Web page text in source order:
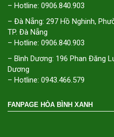
– Hotline: 0906.840.903
– Đà Nẵng: 297 Hồ Nghinh,
TP. Đà Nẵng
– Hotline: 0906.840.903
– Bình Dương: 196 Phan Đăng
Dương
– Hotline: 0943.466.579
FANPAGE HÒA BÌNH XANH